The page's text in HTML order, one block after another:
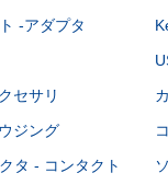
-アダプタ
セサリ
ジング
タ - コンタクト